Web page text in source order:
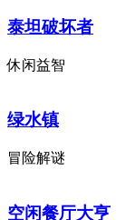
泰坦破坏者
休闲益智
绿水镇
冒险解谜
空闲餐厅大亨